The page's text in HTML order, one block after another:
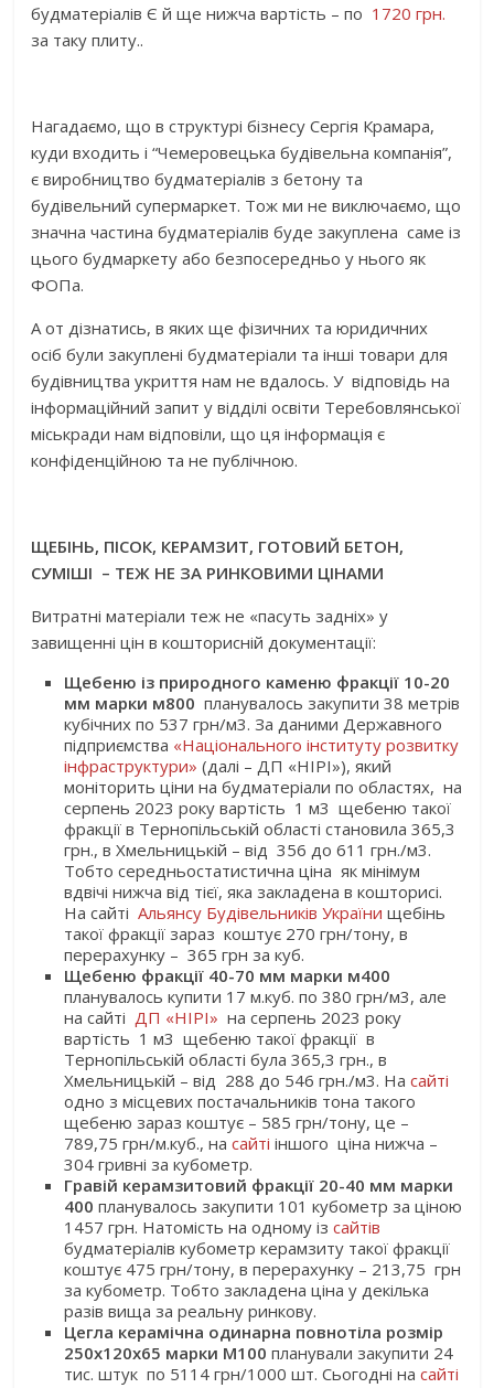
будматеріалів Є й ще нижча вартість – по 1720 грн.
за таку плиту..
Нагадаємо, що в структурі бізнесу Сергія Крамара,
куди входить і “Чемеровецька будівельна компанія”,
є виробництво будматеріалів з бетону та
будівельний супермаркет. Тож ми не виключаємо, що
значна частина будматеріалів буде закуплена саме із
цього будмаркету або безпосередньо у нього як
ФОПа.
А от дізнатись, в яких ще фізичних та юридичних
осіб були закуплені будматеріали та інші товари для
будівництва укриття нам не вдалось. У відповідь на
інформаційний запит у відділі освіти Теребовлянської
міськради нам відповіли, що ця інформація є
конфіденційною та не публічною.
ЩЕБІНЬ, ПІСОК, КЕРАМЗИТ, ГОТОВИЙ БЕТОН,
СУМІШІ – ТЕЖ НЕ ЗА РИНКОВИМИ ЦІНАМИ
Витратні матеріали теж не «пасуть задніх» у
завищенні цін в кошторисній документації:
Щебеню із природного каменю фракції 10-20
мм марки м800 планувалось закупити 38 метрів
кубічних по 537 грн/м3. За даними Державного
підприємства «Національного інституту розвитку
інфраструктури» (далі – ДП «НІРІ»), який
моніторить ціни на будматеріали по областях, на
серпень 2023 року вартість 1 м3 щебеню такої
фракції в Тернопільській області становила 365,3
грн., в Хмельницькій – від 356 до 611 грн./м3.
Тобто середньостатистична ціна як мінімум
вдвічі нижча від тієї, яка закладена в кошторисі.
На сайтіАльянсу Будівельників Українищебінь
такої фракції зараз коштує 270 грн/тону, в
перерахунку – 365 грн за куб.
Щебеню фракції 40-70 мм марки м400
планувалось купити 17 м.куб. по 380 грн/м3, але
на сайті ДП «НІРІ» на серпень 2023 року
вартість 1 м3 щебеню такої фракції в
Тернопільській області була 365,3 грн., в
Хмельницькій – від 288 до 546 грн./м3. Насайті
одно з місцевих постачальників тона такого
щебеню зараз коштує – 585 грн/тону, це –
789,75 грн/м.куб., насайті іншого ціна нижча –
304 гривні за кубометр.
Гравій керамзитовий фракції 20-40 мм марки
400планувалось закупити 101 кубометр за ціною
1457 грн. Натомість на одному ізсайтів
будматеріалів кубометр керамзиту такої фракції
коштує 475 грн/тону, в перерахунку – 213,75 грн
за кубометр. Тобто закладена ціна у декілька
разів вища за реальну ринкову.
Цегла керамічна одинарна повнотіла розмір
250х120х65 марки М100 планували закупити 24
тис. штук по 5114 грн/1000 шт. Сьогодні насайті